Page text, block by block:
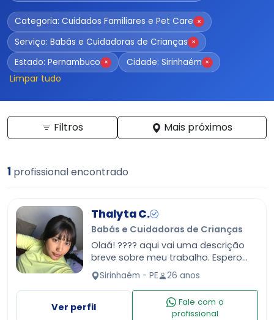
Categoria: Cuidados Familiares e Pet Care ×
Serviço: Babás e Cuidadoras de Crianças ×
Estado: Pernambuco × Cidade: Sirinhaém ×
Limpar tudo
Filtros Mais próximos
1 profissional encontrado
Thalyta C.
Babás e Cuidadoras de Crianças
Olaá! ???? aqui vai uma descrição
breve sobre meu trabalho. Espero
atender sua expectativas ????
**Cuidadora de idosos:** Auxílio nas
atividades diárias…
Sirinhaém - PE 26 anos
Ver perfil
Fale com o
profissional